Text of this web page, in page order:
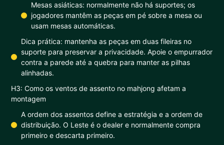
Mesas asiáticas: normalmente não há suportes; os
jogadores mantêm as peças em pé sobre a mesa ou
usam mesas automáticas.
Dica prática: mantenha as peças em duas fileiras no
suporte para preservar a privacidade. Apoie o empurrador
contra a parede até a quebra para manter as pilhas
alinhadas.
H3: Como os ventos de assento no mahjong afetam a
montagem
A ordem dos assentos define a estratégia e a ordem de
distribuição. O Leste é o dealer e normalmente compra
primeiro e descarta primeiro.